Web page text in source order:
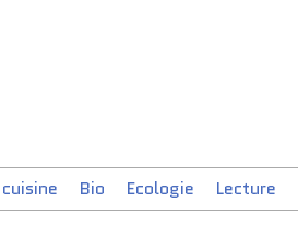
Bio Ecologie Lecture